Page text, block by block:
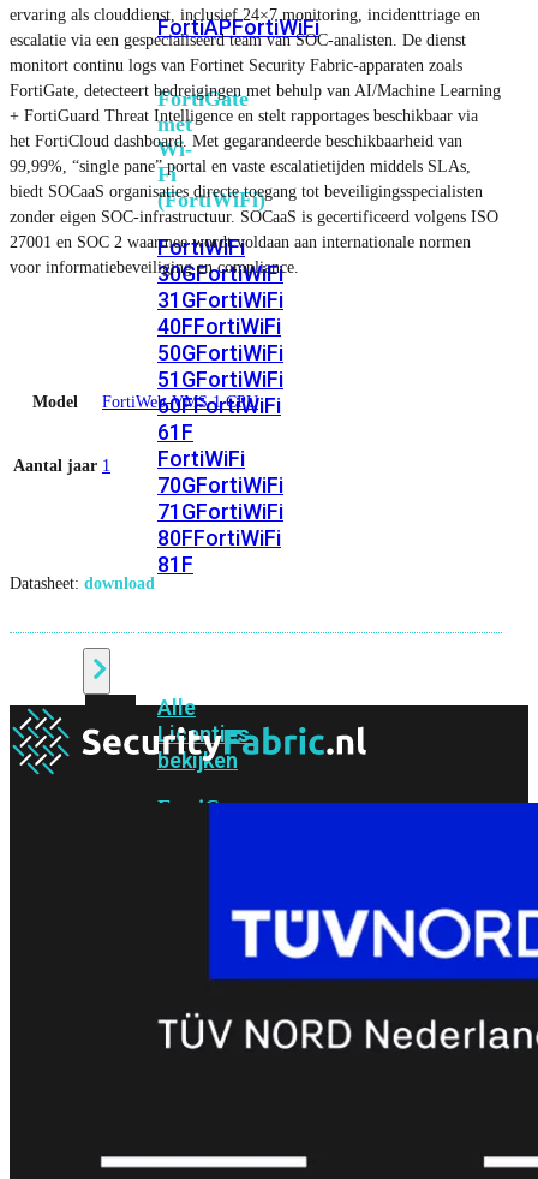
FortiAPFortiWiFi
FortiGate
met
Wi-
Fi
(FortiWiFi)
FortiWiFi
30GFortiWiFi
31GFortiWiFi
40FFortiWiFi
50GFortiWiFi
51GFortiWiFi
60FFortiWiFi
61F
FortiWiFi
70GFortiWiFi
71GFortiWiFi
80FFortiWiFi
81F
Licentie
Alle
Licenties
bekijken
FortiCare
EssentialsFortiCare
FortiCare
FortiCare
Upgrades
1
ervaring als clouddienst, inclusief 24×7 monitoring, incidenttriage en
escalatie via een gespecialiseerd team van SOC-analisten. De dienst
monitort continu logs van Fortinet Security Fabric-apparaten zoals
FortiGate, detecteert bedreigingen met behulp van AI/Machine Learning
+ FortiGuard Threat Intelligence en stelt rapportages beschikbaar via
het FortiCloud dashboard. Met gegarandeerde beschikbaarheid van
99,99%, “single pane” portal en vaste escalatietijden middels SLAs,
biedt SOCaaS organisaties directe toegang tot beveiligingsspecialisten
zonder eigen SOC-infrastructuur. SOCaaS is gecertificeerd volgens ISO
27001 en SOC 2 waarmee wordt voldaan aan internationale normen
voor informatiebeveiliging en compliance.
Model FortiWeb-VMS 1 CPU
Aantal jaar 1
Datasheet: download